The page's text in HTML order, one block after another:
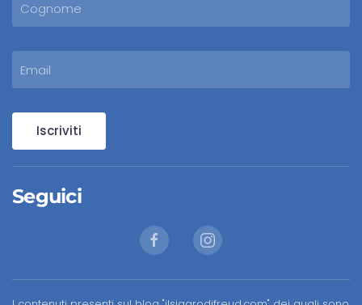
Iscriviti
Seguici